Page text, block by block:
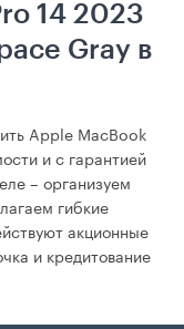
14 2023
Gray в
Apple MacBook
и с гарантией
– организуем
гибкие
акционные
и кредитование